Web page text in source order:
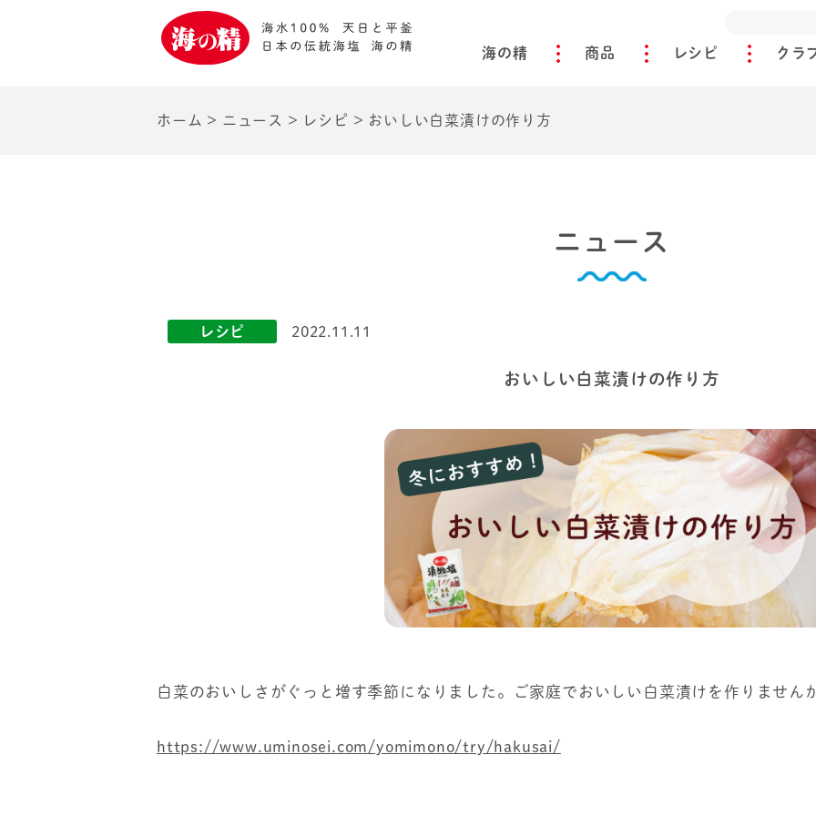
海の精 商品 レシピ クラ
ホーム > ニュース > レシピ > おいしい白菜漬けの作り方
ニュース
レシピ 2022.11.11
おいしい白菜漬けの作り方
白菜のおいしさがぐっと増す季節になりました。ご家庭でおいしい白菜漬けを作りません
https://www.uminosei.com/yomimono/try/hakusai/